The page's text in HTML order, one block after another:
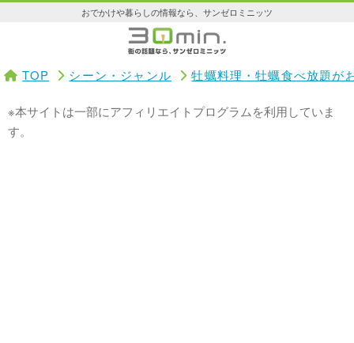
おでかけや暮らしの情報なら、サンゼロミニッツ
TOP シーン・ジャンル 牡蠣料理・牡蠣食べ放題が
※本サイトは一部にアフィリエイトプログラムを利用していま
す。